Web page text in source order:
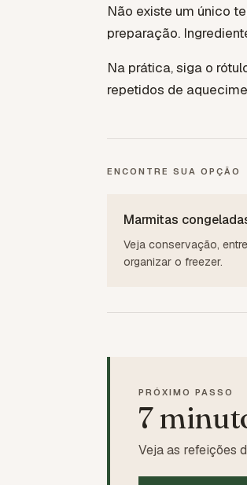
Não existe um único
preparação.
Na prática, siga o
repetidos de
ENCONTRE SUA OPÇÃO
Marmitas
Veja conservação,
organizar o freezer.
PRÓXIMO PASSO
7
Veja as refeições